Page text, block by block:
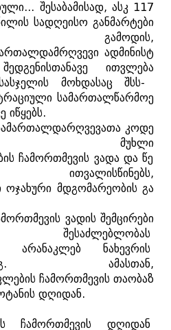
... შესაბამისად, ასკ117
სადღეისო განმარტები
გამოდის,
ადმინისტ
შედგენისთანავე
ითვლება
მოხდასაც შსს-
სამართალწარმოე
იწყებს.
კოდე
მუხლი
ჩამორთმევის ვადა და წე
ითვალისწინებს,
ოჯახური მდგომარეობის გა
ვადის შემცირები
შესაძლებლობას
არანაკლებ
ნახევრის
. ამასთან,
ჩამორთმევის თაობაზ
დღიდან.
ჩამორთმევის
დღიდან